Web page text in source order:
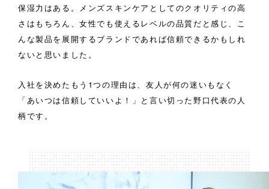
保湿力はある。メンズスキンケアとしてのクオリティの高
さはもちろん、女性でも使えるレベルの品質だと感じ、こ
んな製品を展開するブランドであれば信頼できるかもしれ
ないと思いました。
入社を決めたもう1つの理由は、友人が何の迷いもなく
「あいつは信頼していいよ！」と言い切った野口代表の人
柄です。